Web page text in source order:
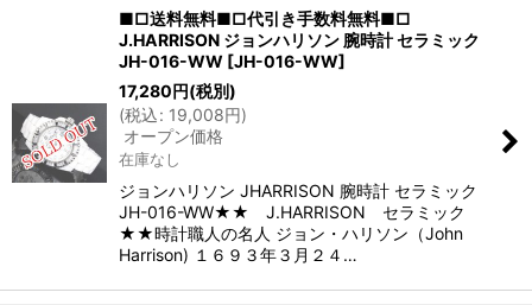
■□送料無料■□代引き手数料無料■□
J.HARRISON ジョンハリソン 腕時計 セラミック
JH-016-WW [JH-016-WW]
17,280円(税別)
(税込: 19,008円)
オープン価格
在庫なし
ジョンハリソン JHARRISON 腕時計 セラミック
JH-016-WW★★ J.HARRISON セラミック
★★時計職人の名人 ジョン・ハリソン（John
Harrison) １６９３年３月２４…